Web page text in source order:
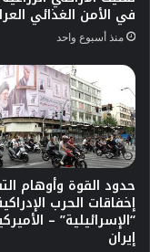
في الأمن الغذائي
منذ أسبوع واحد
حدود القوة وأوهام
إخفاقات الحرب
“الإسرائيلية” –
إيران